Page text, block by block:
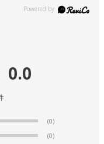
0.0
(0)
(0)